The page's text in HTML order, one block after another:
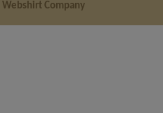
Webshirt Company